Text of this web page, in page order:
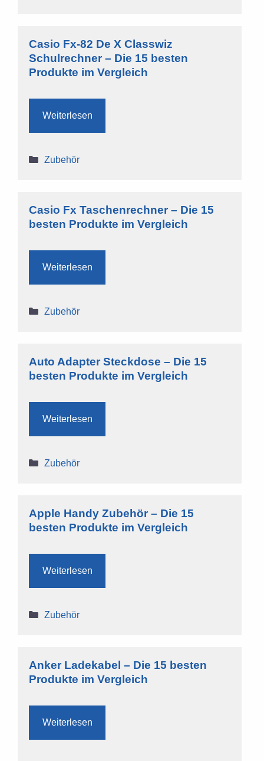
Casio Fx-82 De X Classwiz
Schulrechner – Die 15 besten
Produkte im Vergleich
Weiterlesen
Kategorien
Zubehör
Casio Fx Taschenrechner – Die 15
besten Produkte im Vergleich
Weiterlesen
Kategorien
Zubehör
Auto Adapter Steckdose – Die 15
besten Produkte im Vergleich
Weiterlesen
Kategorien
Zubehör
Apple Handy Zubehör – Die 15
besten Produkte im Vergleich
Weiterlesen
Kategorien
Zubehör
Anker Ladekabel – Die 15 besten
Produkte im Vergleich
Weiterlesen